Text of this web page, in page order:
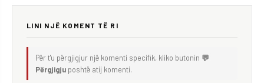
LINI NJË KOMENT TË RI
Për t'u përgjigjur një komenti specifik, kliko butonin 💬
Përgjigju poshtë atij komenti.